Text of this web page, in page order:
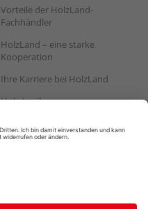
Vorteile der HolzLand-
Fachhändler
HolzLand – eine starke
Kooperation
Ihre Karriere bei HolzLand
Holz-Lexikon
Nutzungsbedingungen